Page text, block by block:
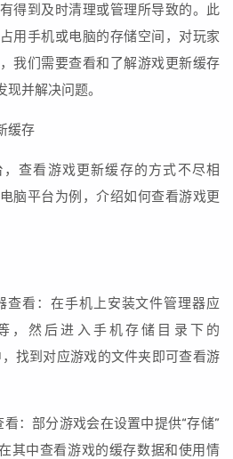
得到及时清理或管理所导致的。此
用手机或电脑的存储空间，对玩家
我们需要查看和了解游戏更新缓存
并解决问题。
缓存
查看游戏更新缓存的方式不尽相
脑平台为例，介绍如何查看游戏更
查看：在手机上安装文件管理器应
，然后进入手机存储目录下的
找到对应游戏的文件夹即可查看游
看：部分游戏会在设置中提供“存储”
其中查看游戏的缓存数据和使用情